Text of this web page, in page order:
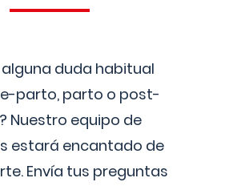
alguna duda habitual
parto, parto o post-
Nuestro equipo de
estará encantado de
Envía tus preguntas